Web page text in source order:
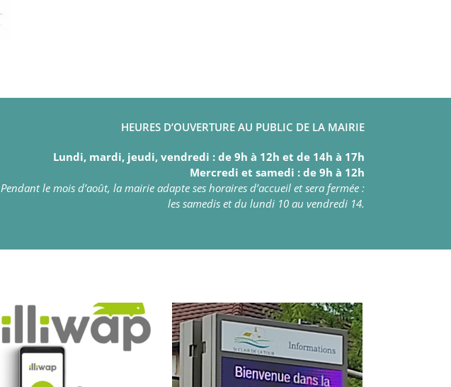
HEURES D’OUVERTURE AU PUBLIC DE LA MAIRIE
Lundi, mardi, jeudi, vendredi : de 9h à 12h et de 14h à 17h
Mercredi et samedi : de 9h à 12h
Pendant le mois d’août, la mairie adapte ses horaires d’accueil et sera fermée :
les samedis et du lundi 10 au vendredi 14.